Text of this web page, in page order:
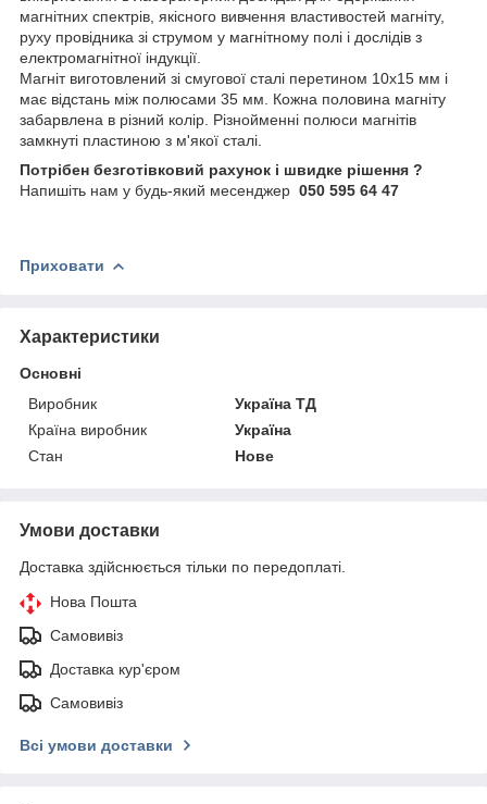
магнітних спектрів, якісного вивчення властивостей магніту,
руху провідника зі струмом у магнітному полі і дослідів з
електромагнітної індукції.
Магніт виготовлений зі смугової сталі перетином 10х15 мм і
має відстань між полюсами 35 мм. Кожна половина магніту
забарвлена в різний колір. Різнойменні полюси магнітів
замкнуті пластиною з м'якої сталі.
Потрібен безготівковий рахунок і швидке рішення ?
Напишіть нам у будь-який месенджер 050 595 64 47
Приховати
Характеристики
Основні
Виробник
Україна ТД
Країна виробник
Україна
Стан
Нове
Умови доставки
Доставка здійснюється тільки по передоплаті.
Нова Пошта
Самовивіз
Доставка кур'єром
Самовивіз
Всі умови доставки